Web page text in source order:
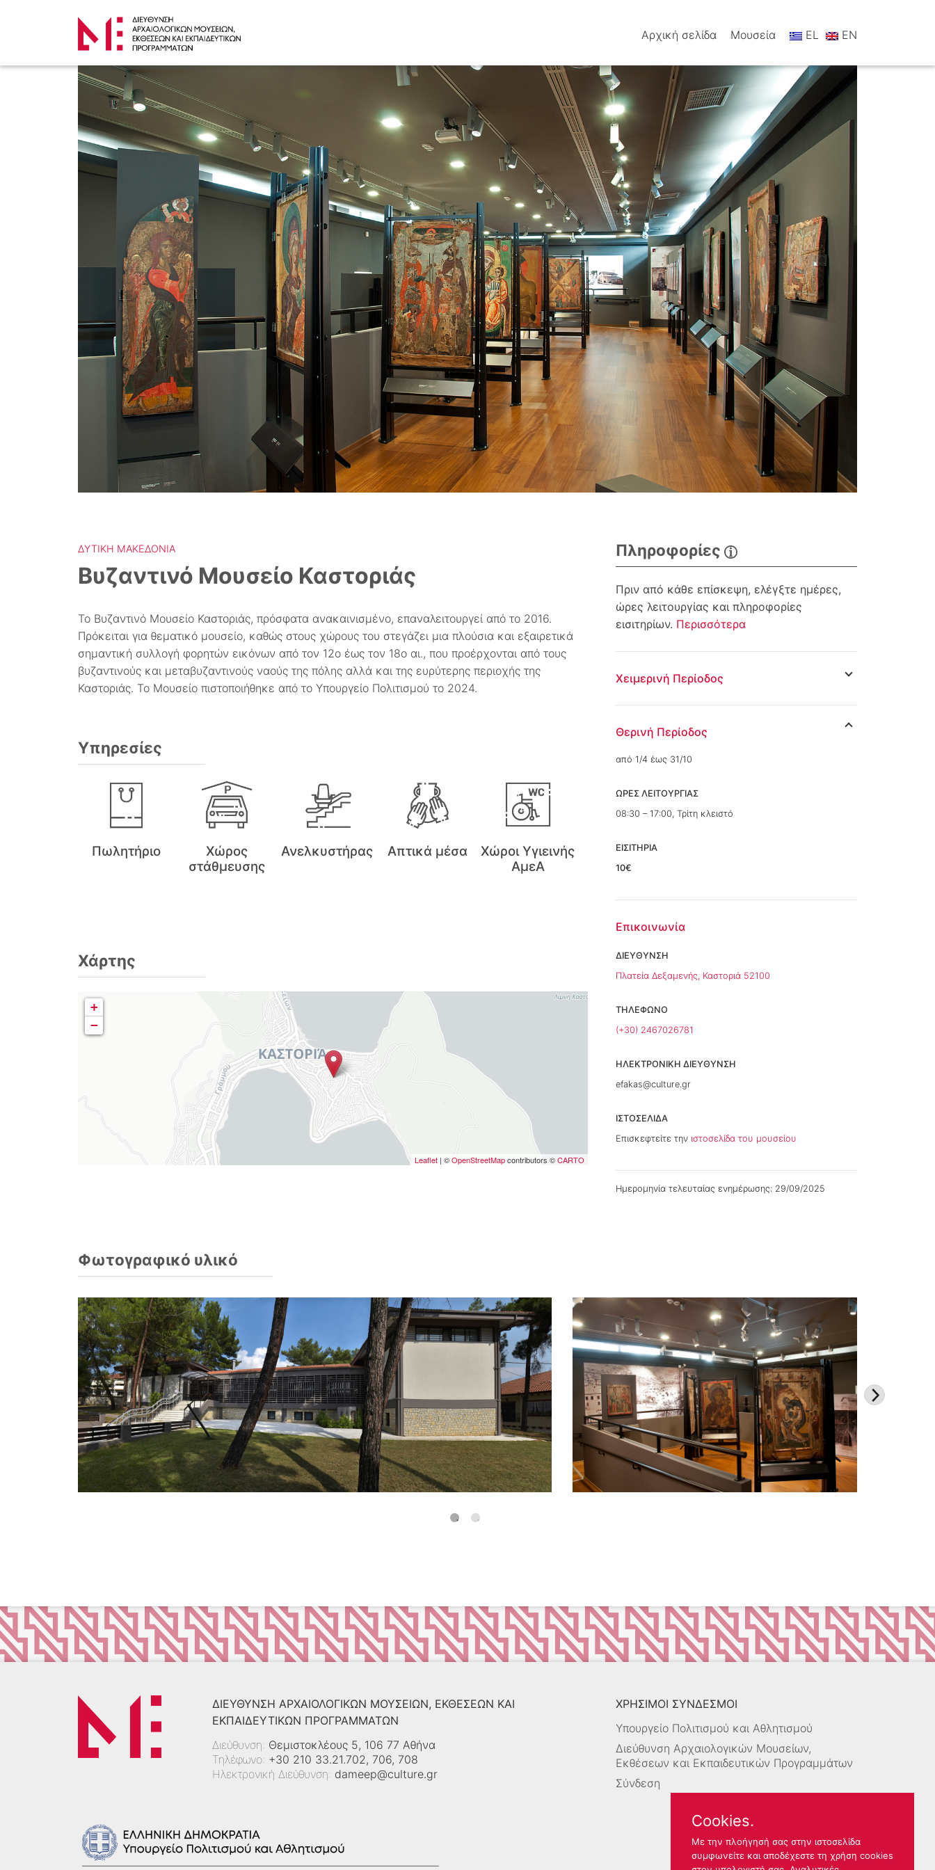
Αρχική σελίδα Μουσεία EL EN
ΔΥΤΙΚΉ ΜΑΚΕΔΟΝΊΑ
Βυζαντινό Μουσείο Καστοριάς
Το Βυζαντινό Μουσείο Καστοριάς, πρόσφατα ανακαινισμένο, επαναλειτουργεί από το 2016.
Πρόκειται για θεματικό μουσείο, καθώς στους χώρους του στεγάζει μια πλούσια και εξαιρετικά
σημαντική συλλογή φορητών εικόνων από τον 12ο έως τον 18ο αι., που προέρχονται από τους
βυζαντινούς και μεταβυζαντινούς ναούς της πόλης αλλά και της ευρύτερης περιοχής της
Καστοριάς. Το Μουσείο πιστοποιήθηκε από το Υπουργείο Πολιτισμού το 2024.
Υπηρεσίες
Πωλητήριο
Χώρος
στάθμευσης
Ανελκυστήρας Απτικά μέσα
Χώροι Υγιεινής
ΑμεΑ
Χάρτης
+
−
Leaflet | ©OpenStreetMapcontributors ©CARTO
Πληροφορίες
Πριν από κάθε επίσκεψη, ελέγξτε ημέρες,
ώρες λειτουργίας και πληροφορίες
εισιτηρίων. Περισσότερα
Χειμερινή Περίοδος
Θερινή Περίοδος
από 1/4 έως 31/10
ΩΡΕΣ ΛΕΙΤΟΥΡΓΙΑΣ
08:30 – 17:00, Τρίτη κλειστό
ΕΙΣΙΤΗΡΙΑ
10€
Επικοινωνία
ΔΙΕΥΘΥΝΣΗ
Πλατεία Δεξαμενής, Καστοριά 52100
ΤΗΛΕΦΩΝΟ
(+30) 2467026781
ΗΛΕΚΤΡΟΝΙΚΗ ΔΙΕΥΘΥΝΣΗ
efakas@culture.gr
ΙΣΤΟΣΕΛΊΔΑ
Επισκεφτείτε την ιστοσελίδα του μουσείου
Ημερομηνία τελευταίας ενημέρωσης: 29/09/2025
Φωτογραφικό υλικό
ΔΙΕΎΘΥΝΣΗ ΑΡΧΑΙΟΛΟΓΙΚΏΝ ΜΟΥΣΕΊΩΝ, ΕΚΘΈΣΕΩΝ ΚΑΙ
ΕΚΠΑΙΔΕΥΤΙΚΏΝ ΠΡΟΓΡΑΜΜΆΤΩΝ
Διεύθυνση: Θεμιστοκλέους 5, 106 77 Αθήνα
Τηλέφωνο: +30 210 33.21.702, 706, 708
Ηλεκτρονική Διεύθυνση: dameep@culture.gr
ΧΡΗΣΙΜΟΙ ΣΥΝΔΕΣΜΟΙ
Υπουργείο Πολιτισμού και Αθλητισμού
Διεύθυνση Αρχαιολογικών Μουσείων,
Εκθέσεων και Εκπαιδευτικών Προγραμμάτων
Σύνδεση
Cookies.
Με την πλοήγησή σας στην ιστοσελίδα
συμφωνείτε και αποδέχεστε τη χρήση cookies